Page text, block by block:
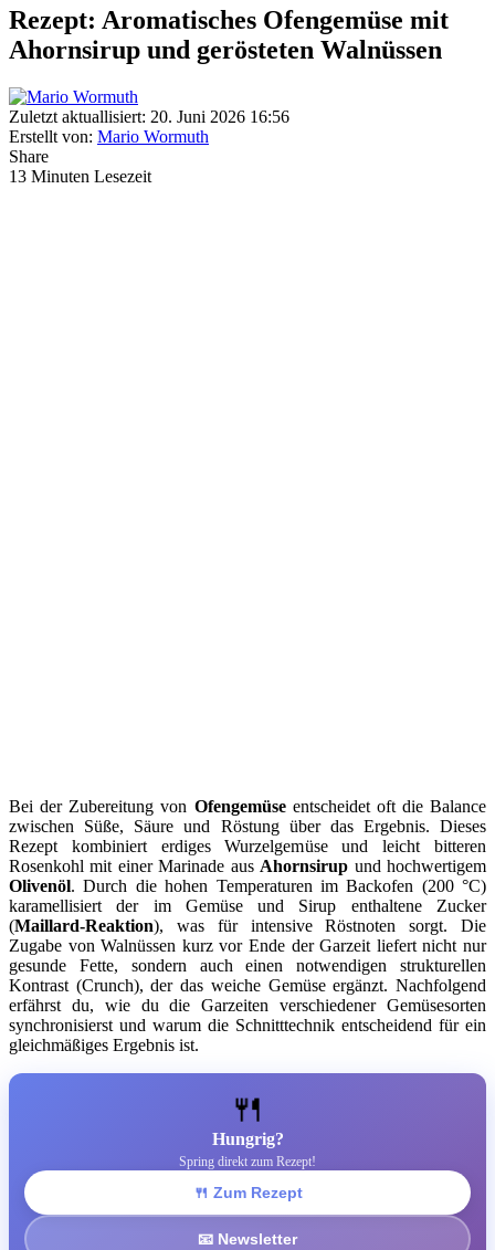
Rezept: Aromatisches Ofengemüse mit
Ahornsirup und gerösteten Walnüssen
Zuletzt aktuallisiert: 20. Juni 2026 16:56
Erstellt von: Mario Wormuth
Share
13 Minuten Lesezeit
Bei der Zubereitung von Ofengemüseentscheidet oft die Balance
zwischen Süße, Säure und Röstung über das Ergebnis. Dieses
Rezept kombiniert erdiges Wurzelgemüse und leicht bitteren
Rosenkohl mit einer Marinade ausAhornsirup und hochwertigem
Olivenöl. Durch die hohen Temperaturen im Backofen (200 °C)
karamellisiert der im Gemüse und Sirup enthaltene Zucker
(Maillard-Reaktion), was für intensive Röstnoten sorgt. Die
Zugabe von Walnüssen kurz vor Ende der Garzeit liefert nicht nur
gesunde Fette, sondern auch einen notwendigen strukturellen
Kontrast (Crunch), der das weiche Gemüse ergänzt. Nachfolgend
erfährst du, wie du die Garzeiten verschiedener Gemüsesorten
synchronisierst und warum die Schnitttechnik entscheidend für ein
gleichmäßiges Ergebnis ist.
🍴
Hungrig?
Spring direkt zum Rezept!
🍴 Zum Rezept
📧 Newsletter